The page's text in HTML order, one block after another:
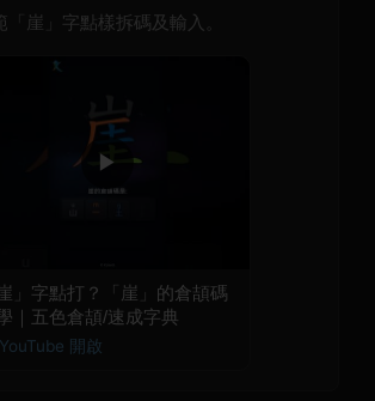
崖」字點樣拆碼及輸入。
▶
崖」字點打？「崖」的倉頡碼
｜五色倉頡/速成字典
開啟